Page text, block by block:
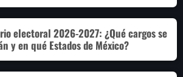
electoral 2026-2027: ¿Qué cargos se
y en qué Estados de México?